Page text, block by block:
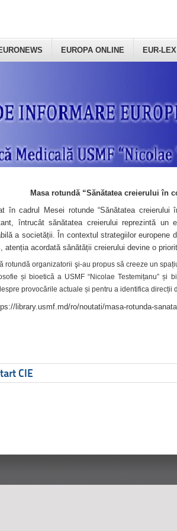
EUROPA ONLINE EUR-LEX
Masa rotundă “Sănătatea creierului în
în cadrul Mesei rotunde “Sănătatea
întrucât sănătatea creierului reprezintă un
a societății. În contextul strategiilor europene
atenția acordată sănătății creierului devine o
rotundă organizatorii şi-au propus să creeze un
și bioetică a USMF “Nicolae Testemițanu” și
provocările actuale și pentru a identifica
library.usmf.md/ro/noutati/masa-rotunda-
CIE